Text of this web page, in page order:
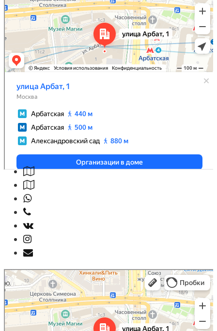
Москва
Улица Арбат, 1 — Яндекс Карты